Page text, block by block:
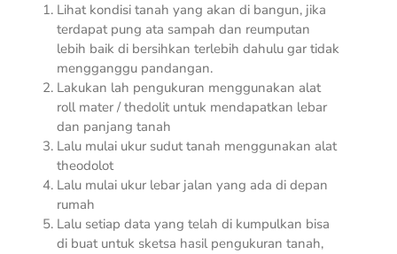
Lihat kondisi tanah yang akan di bangun, jika
terdapat pung ata sampah dan reumputan
lebih baik di bersihkan terlebih dahulu gar tidak
mengganggu pandangan.
Lakukan lah pengukuran menggunakan alat
roll mater / thedolit untuk mendapatkan lebar
dan panjang tanah
Lalu mulai ukur sudut tanah menggunakan alat
theodolot
Lalu mulai ukur lebar jalan yang ada di depan
rumah
Lalu setiap data yang telah di kumpulkan bisa
di buat untuk sketsa hasil pengukuran tanah,